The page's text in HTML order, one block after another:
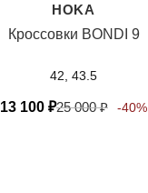
HOKA
Кроссовки BONDI 9
42, 43.5
13 100 ₽25 000₽ -40%